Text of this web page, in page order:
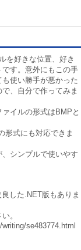
を好きな位置、好き
す。意外にもこの手
使い勝手が悪かった
、自分で作ってみま
イルの形式はBMPと
形式にも対応できま
シンプルで使いやす
した.NET版もありま
。
se483774.html